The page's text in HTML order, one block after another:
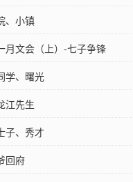
、小镇
月文会（上）-七子争锋
学、曙光
江先生
子、秀才
回府